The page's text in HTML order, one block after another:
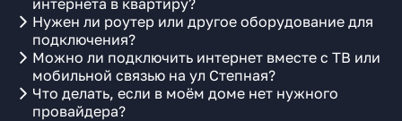
интернета в квартиру?
Нужен ли роутер или другое оборудование для
подключения?
Можно ли подключить интернет вместе с ТВ или
мобильной связью на ул Степная?
Что делать, если в моём доме нет нужного
провайдера?